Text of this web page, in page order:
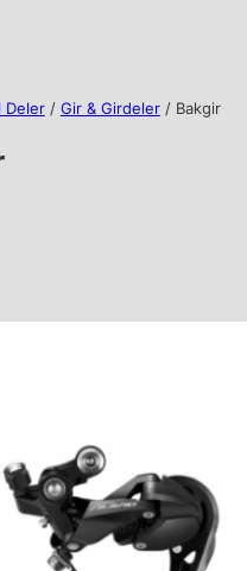
Deler/ Gir & Girdeler/ Bakgir